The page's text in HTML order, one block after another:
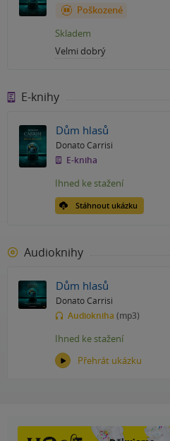
Poškozené
Velmi dobrý
Skladem
E-knihy
Dům hlasů
Donato Carrisi
E-kniha
Stáhnout ukázku
Ihned ke stažení
Audioknihy
Dům hlasů
Donato Carrisi
Audiokniha (mp3)
Přehrát ukázku
Ihned ke stažení